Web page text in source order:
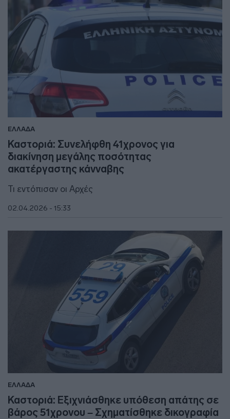
ΕΛΛΑΔΑ
Καστοριά: Συνελήφθη 41χρονος για
διακίνηση μεγάλης ποσότητας
ακατέργαστης κάνναβης
Τι εντόπισαν οι Αρχές
02.04.2026 - 15:33
ΕΛΛΑΔΑ
Καστοριά: Εξιχνιάσθηκε υπόθεση απάτης σε
βάρος 51χρονου – Σχηματίσθηκε δικογραφία